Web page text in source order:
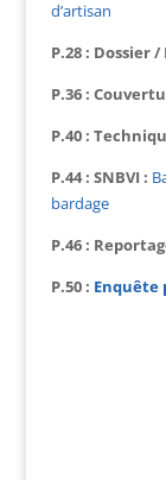
d’artisan
P.28 : Dossier
P.36 :
P.40 :
P.44 : SNBVI :
bardage
P.46 :
P.50 : Enquête